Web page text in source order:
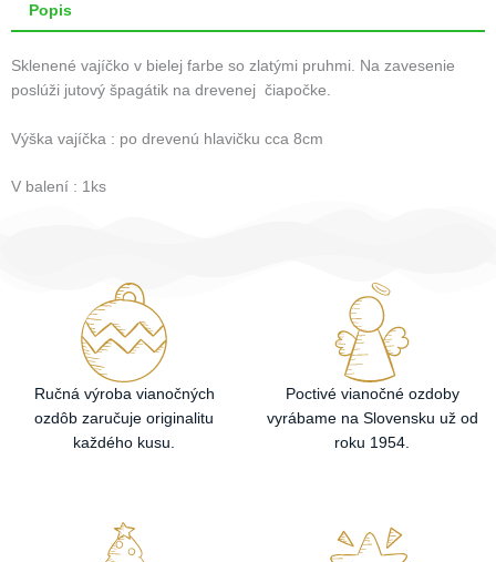
Popis
Sklenené vajíčko v bielej farbe so zlatými pruhmi. Na zavesenie
poslúži jutový špagátik na drevenej čiapočke.
Výška vajíčka : po drevenú hlavičku cca 8cm
V balení : 1ks
Ručná výroba vianočných
ozdôb zaručuje originalitu
každého kusu.
Poctivé vianočné ozdoby
vyrábame na Slovensku už od
roku 1954.